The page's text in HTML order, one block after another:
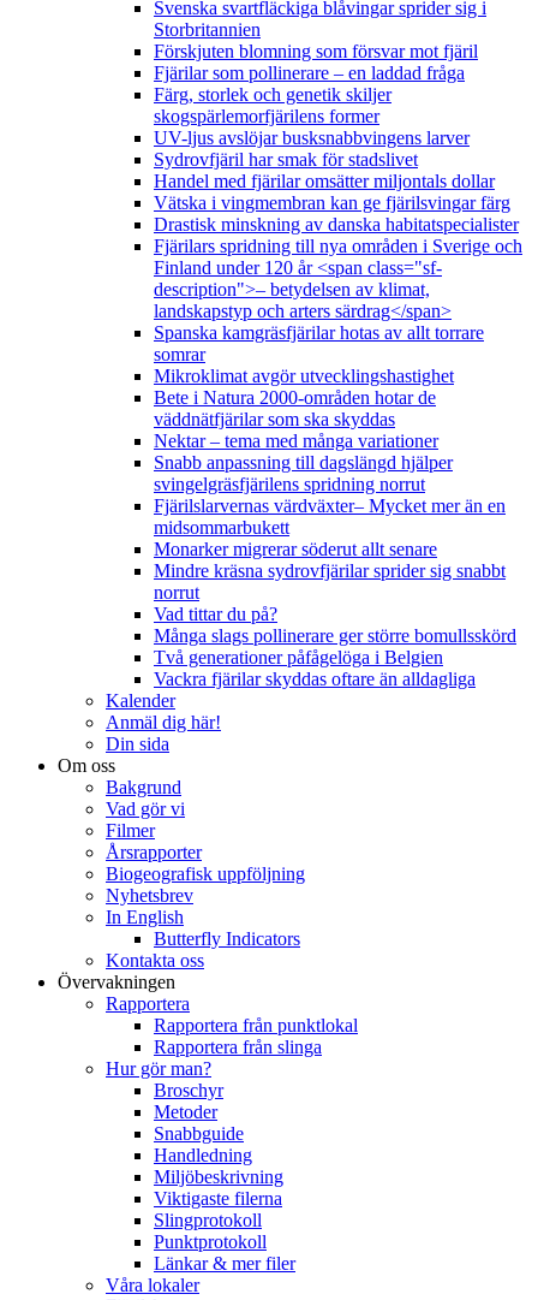
Svenska svartfläckiga blåvingar sprider sig i
Storbritannien
Förskjuten blomning som försvar mot fjäril
Fjärilar som pollinerare – en laddad fråga
Färg, storlek och genetik skiljer
skogspärlemorfjärilens former
UV-ljus avslöjar busksnabbvingens larver
Sydrovfjäril har smak för stadslivet
Handel med fjärilar omsätter miljontals dollar
Vätska i vingmembran kan ge fjärilsvingar färg
Drastisk minskning av danska habitatspecialister
Fjärilars spridning till nya områden i Sverige och
Finland under 120 år <span class="sf-
description">– betydelsen av klimat,
landskapstyp och arters särdrag</span>
Spanska kamgräsfjärilar hotas av allt torrare
somrar
Mikroklimat avgör utvecklingshastighet
Bete i Natura 2000-områden hotar de
väddnätfjärilar som ska skyddas
Nektar – tema med många variationer
Snabb anpassning till dagslängd hjälper
svingelgräsfjärilens spridning norrut
Fjärilslarvernas värdväxter– Mycket mer än en
midsommarbukett
Monarker migrerar söderut allt senare
Mindre kräsna sydrovfjärilar sprider sig snabbt
norrut
Vad tittar du på?
Många slags pollinerare ger större bomullsskörd
Två generationer påfågelöga i Belgien
Vackra fjärilar skyddas oftare än alldagliga
Kalender
Anmäl dig här!
Din sida
Om oss
Bakgrund
Vad gör vi
Filmer
Årsrapporter
Biogeografisk uppföljning
Nyhetsbrev
In English
Butterfly Indicators
Kontakta oss
Övervakningen
Rapportera
Rapportera från punktlokal
Rapportera från slinga
Hur gör man?
Broschyr
Metoder
Snabbguide
Handledning
Miljöbeskrivning
Viktigaste filerna
Slingprotokoll
Punktprotokoll
Länkar & mer filer
Våra lokaler